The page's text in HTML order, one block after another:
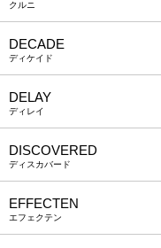
クルニ
DECADE
ディケイド
DELAY
ディレイ
DISCOVERED
ディスカバード
EFFECTEN
エフェクテン